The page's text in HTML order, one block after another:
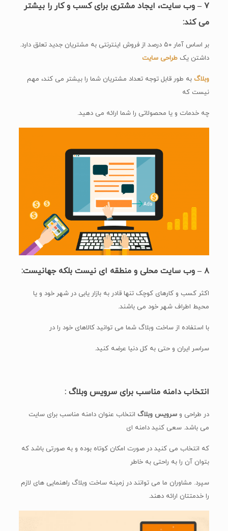
۷ – وب سایت، ایجاد مشتری برای کسب و کار را بیشتر
می کند:
بر اساس آمار ۵۰ درصد از فروش اینترنتی به مشتریان جدید تعلق دارد.
داشتن یک طراحی سایت
وبلاگ به طور قابل توجه تعداد مشتریان شما را بیشتر می کند، مهم
نیست که
چه خدمات و یا محصولاتی را شما ارائه می دهید.
۸ – وب سایت محلی و منطقه ای نیست بلکه جهانیست:
اکثر کسب و کارهای کوچک تنها قادر به بازار یابی در شهر خود و یا
محیط اطراف شهر خود می باشند.
با استفاده از ساخت وبلاگ شما می توانید کالاهای خود را در
سراسر ایران و حتی به کل دنیا عرضه کنید.
انتخاب دامنه مناسب برای سرویس وبلاگ :
در طراحی و سرویس وبلاگ انتخاب عنوان دامنه مناسب برای سایت
می باشد. سعی کنید دامنه ای
که انتخاب می کنید در صورت امکان کوتاه بوده و به صورتی باشد که
بتوان آن را به راحتی به خاطر
سپرد. مشاوران ما می توانند در زمینه ساخت وبلاگ راهنمایی های لازم
را خدمتتان ارائه دهند.